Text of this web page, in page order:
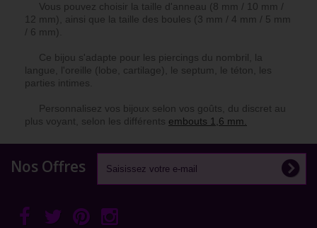
Vous pouvez choisir la taille d'anneau (8 mm / 10 mm /
12 mm), ainsi que la taille des boules (3 mm / 4 mm / 5 mm
/ 6 mm).
Ce bijou s'adapte pour les piercings du nombril, la
langue, l'oreille (lobe, cartilage), le septum, le téton, les
parties intimes.
Personnalisez vos bijoux selon vos goûts, du discret au
plus voyant, selon les différents embouts 1,6 mm.
Nos Offres